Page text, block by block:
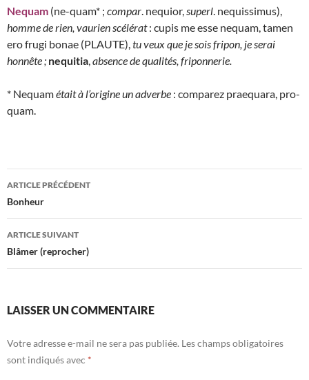
Nequam (ne-quam* ; compar. nequior,superl. nequissimus),
homme de rien, vaurien scélérat: cupis me esse nequam, tamen
ero frugi bonae (PLAUTE),tu veux que je sois fripon, je serai
honnête ; nequitia,absence de qualités, friponnerie.
* Nequamétait à l’origine un adverbe : comparez praequara, pro-
quam.
Navigation
des
articles
ARTICLE PRÉCÉDENT
Bonheur
ARTICLE SUIVANT
Blâmer (reprocher)
LAISSER UN COMMENTAIRE
Votre adresse e-mail ne sera pas publiée. Les champs obligatoires
sont indiqués avec *